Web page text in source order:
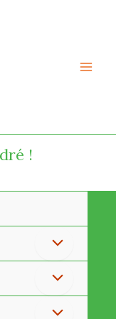
!
Permutateur
de
Menu
Permutateur
de
Permutateur